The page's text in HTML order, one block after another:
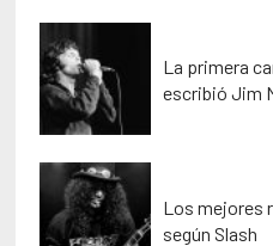
La primera
escribió Jim
Los mejores
según Slash